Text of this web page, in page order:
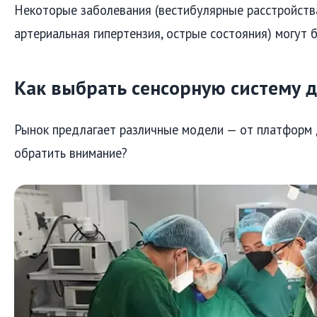
Некоторые заболевания (вестибулярные
артериальная гипертензия, острые состояния) могут
Как выбрать сенсорную систему
Рынок предлагает различные модели — от платформ
обратить внимание?